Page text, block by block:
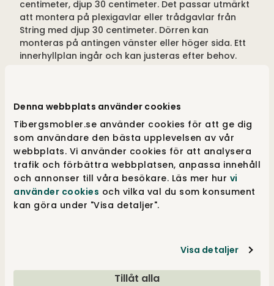
Denna webbplats använder cookies
Tibergsmobler.se använder cookies för att ge dig
som användare den bästa upplevelsen av vår
webbplats. Vi använder cookies för att analysera
trafik och förbättra webbplatsen, anpassa innehåll
och annonser till våra besökare. Läs mer hur vi
använder cookies och vilka val du som konsument
kan göra under "Visa detaljer".
Visa detaljer
Tillåt alla
centimeter, djup 30 centimeter. Det passar utmärkt
att montera på plexigavlar eller trådgavlar från
String med djup 30 centimeter. Dörren kan
monteras på antingen vänster eller höger sida. Ett
innerhyllplan ingår och kan justeras efter behov.
kanske valnöt, ek, ask eller svartbetsad ask kan
vara ett alternativ för dig?
Ditt skåp med dörr skapar liv och en fin
oregelbundenhet till din Stringhylla. Fördelen med
Strings förvaringssystem är att det kan byggas ut,
både på bredden och höjden, om du önskar en
förändring.
Köp String skåp med
dörr online eller i butik